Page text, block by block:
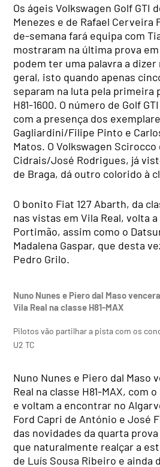
Os ágeis Volkswagen Golf GTI
Menezes e de Rafael
de-semana fará equipa com
mostraram na última prova em
podem ter uma palavra a
geral, isto quando apenas
separam na luta pela primeira
H81-1600. O número de Golf
com a presença dos
Gagliardini/Filipe Pinto e
Matos. O Volkswagen Scirocco
Cidrais/José Rodrigues, já
de Braga, dá outro colorido à
O bonito Fiat 127 Abarth, da
nas vistas em Vila Real, volta
Portimão, assim como o
Madalena Gaspar, que desta
Pedro Grilo.
Nuno Nunes e Piero dal Maso
Vila Real na classe H81-MAX
Pilotos vão partilhar a pista com os
U2 TC
Nuno Nunes e Piero dal Maso
Real na classe H81-MAX, com
e voltam a encontrar no
Ford Capri de António e José
das novidades da quarta
que naturalmente realçar a
de Luís Sousa Ribeiro e ainda